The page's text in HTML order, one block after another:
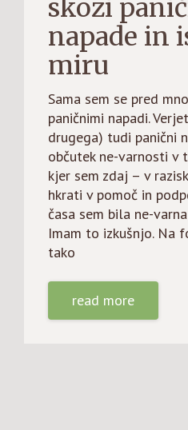
skozi
napade in
miru
Sama sem se pred
paničnimi napadi.
drugega) tudi panični
občutek ne-varnosti v
kjer sem zdaj – v
hkrati v pomoč in
časa sem bila ne-
Imam to izkušnjo. Na
tako
read more